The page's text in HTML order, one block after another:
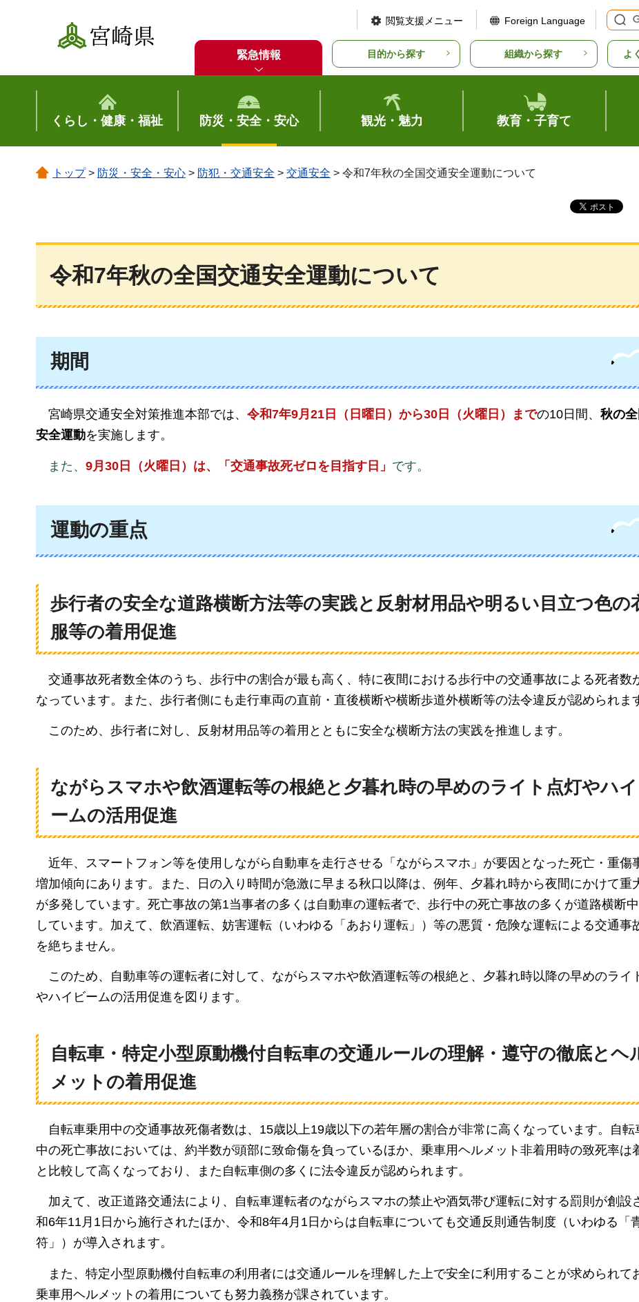
宮崎県
閲覧支援メニュー Foreign Language
緊急情報 目的から探す 組織から探す よ
くらし・健康・福祉 防災・安全・安心 観光・魅力 教育・子育て
トップ> 防災・安全・安心 > 防犯・交通安全 > 交通安全 > 令和7年秋の全国交通安全運動について
令和7年秋の全国交通安全運動について
期間
宮崎県交通安全対策推進本部では、 令和7年9月21 日（日曜日）から30日（火曜日）までの10日間、 秋の
安全運動を実施します。
また、 9月30日（火曜日）は、「交通事故死ゼロを目指す日」 です。
運動の重点
歩行者の安全な道路横断方法等の実践と反射材用品や明るい目立つ色の
服等の着用促進
交通事故死者数全体のうち、歩行中の割合が最も高く、特に夜間における歩行中の交通事故による死者数
なっています。また、歩行者側にも走行車両の直前・直後横断や横断歩道外横断等の法令違反が認められま
このため、歩行者に対し、反射材用品等の着用とともに安全な横断方法の実践を推進します。
ながらスマホや飲酒運転等の根絶と夕暮れ時の早めのライト点灯やハ
ームの活用促進
近年、スマートフォン等を使用しながら自動車を走行させる「ながらスマホ」が要因となった死亡・重傷
増加傾向にあります。また、日の 入り時間が急激に早まる秋口以降は、例年、夕暮れ時から夜間にかけて重
が多発しています。死亡事故の第1当事者の多くは自動車の運転者で、歩行中の死亡事故の多くが道路横断
しています。加えて、飲酒運転、妨害運転（いわゆる「あおり運転」）等の悪質・危険な運転による交通事
を絶ちません。
このため、 自動車等の運転者に対して、ながらスマホや飲酒運転等の根絶と、夕暮れ時以降の早めのライ
やハイビームの活用促進を図ります。
自転車・特定小型原動機付自転車の交通ルールの理解・遵守の徹底とヘ
メットの着用促進
自転車乗用中の交通事故死傷者数は、15歳以上19歳以下の若年層の割合が非常に高くなっています。自転
中の死亡事故においては、約半数が頭部に致命傷を負っているほか、乗車用ヘルメット非着用時の致死率は
と比較して高くなっており、また自転車側の多くに法令違反が認められます。
加えて、改正道路交通法により、自転車運転者のながらスマホの禁止や酒気帯び運転に対する罰則が創設
和6年11月1日から施行されたほか、令和8年4月1日からは自転車についても交通反則通告制度（いわゆる「
符」）が導入されます。
また、特定小型原動機付自転車の利用者には交通ルールを理解した上で安全に利用することが求められて
乗車用ヘルメットの着用についても努力義務が課されています。